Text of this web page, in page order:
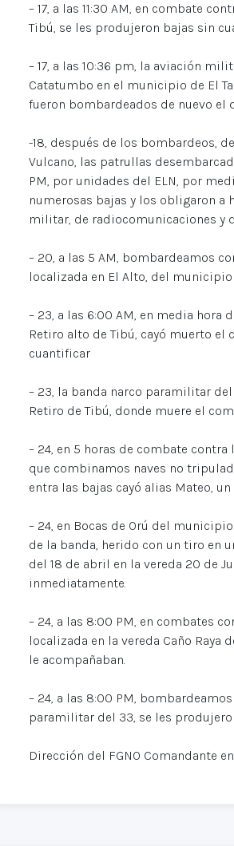
– 17, a las 11:30 AM, en combate
Tibú, se les produjeron bajas sin
– 17, a las 10:36 pm, la aviación
Catatumbo en el municipio de El
fueron bombardeados de nuevo el
-18, después de los bombardeos,
Vulcano, las patrullas
PM, por unidades del ELN, por
numerosas bajas y los obligaron a
militar, de radiocomunicaciones y
– 20, a las 5 AM, bombardeamos
localizada en El Alto, del
– 23, a las 6:00 AM, en media
Retiro alto de Tibú, cayó muerto el
cuantificar
– 23, la banda narco paramilitar
Retiro de Tibú, donde muere el
– 24, en 5 horas de combate
que combinamos naves no
entra las bajas cayó alias Mateo,
– 24, en Bocas de Orú del
de la banda, herido con un tiro en
del 18 de abril en la vereda 20 de
inmediatamente.
– 24, a las 8:00 PM, en combates
localizada en la vereda Caño
le acompañaban.
– 24, a las 8:00 PM,
paramilitar del 33, se les
Dirección del FGNO Comandante